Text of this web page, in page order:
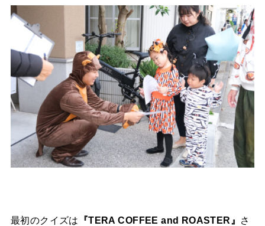
最初のクイズは 『TERA COFFEE and ROASTER』
さ